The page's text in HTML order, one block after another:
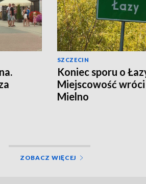
SZCZECIN
Koniec sporu o
Miejscowość
Mielno
ZOBACZ WIĘCEJ